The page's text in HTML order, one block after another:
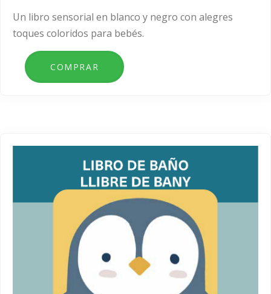
Un libro sensorial en blanco y negro con alegres
toques coloridos para bebés.